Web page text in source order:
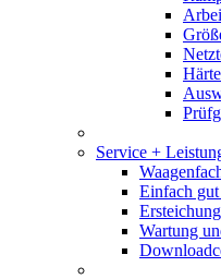
Service +
Einfach gut
Wartung